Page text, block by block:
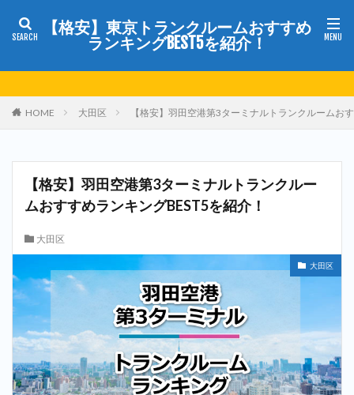
【格安】東京トランクルームおすすめ
ランキングBEST5を紹介！
HOME 大田区 【格安】羽田空港第3ターミナルトランクルームお
【格安】羽田空港第3ターミナルトランクルー
ムおすすめランキングBEST5を紹介！
大田区
大田区